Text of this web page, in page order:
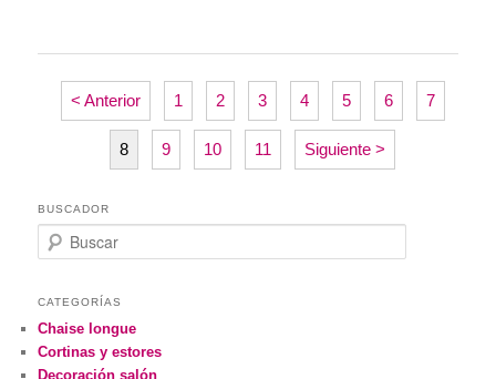
< Anterior 1 2 3 4 5 6 7
8 9 10 11 Siguiente >
BUSCADOR
Buscar
CATEGORÍAS
Chaise longue
Cortinas y estores
Decoración salón